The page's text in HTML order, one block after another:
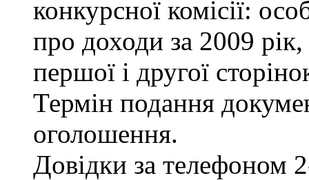
конкурсної комісії:
про доходи за 2009 рік,
першої і другої
Термін подання
оголошення.
Довідки за телефоном